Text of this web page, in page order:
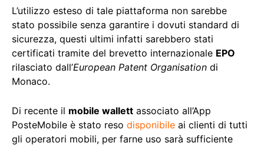
L’utilizzo esteso di tale piattaforma non sarebbe
stato possibile senza garantire i dovuti standard di
sicurezza, questi ultimi infatti sarebbero stati
certificati tramite del brevetto internazionale EPO
rilasciato dall’European Patent Organisation di
Monaco.
Di recente il mobile wallett associato all’App
PosteMobile è stato reso disponibile ai clienti di tutti
gli operatori mobili, per farne uso sarà sufficiente